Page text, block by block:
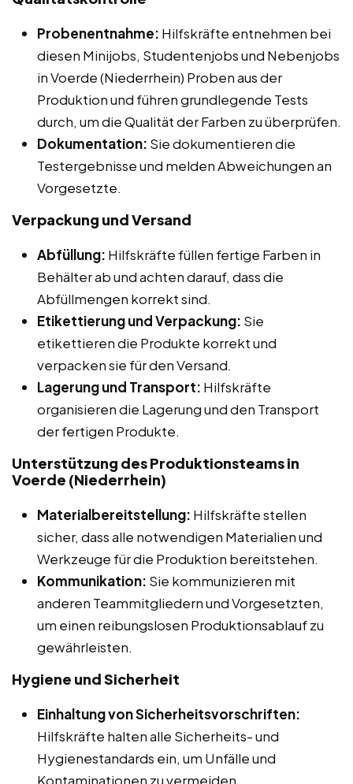
Probenentnahme: Hilfskräfte entnehmen bei
diesen Minijobs, Studentenjobs und Nebenjobs
in Voerde (Niederrhein) Proben aus der
Produktion und führen grundlegende Tests
durch, um die Qualität der Farben zu überprüfen.
Dokumentation: Sie dokumentieren die
Testergebnisse und melden Abweichungen an
Vorgesetzte.
Verpackung und Versand
Abfüllung: Hilfskräfte füllen fertige Farben in
Behälter ab und achten darauf, dass die
Abfüllmengen korrekt sind.
Etikettierung und Verpackung: Sie
etikettieren die Produkte korrekt und
verpacken sie für den Versand.
Lagerung und Transport: Hilfskräfte
organisieren die Lagerung und den Transport
der fertigen Produkte.
Unterstützung des Produktionsteams in
Voerde (Niederrhein)
Materialbereitstellung: Hilfskräfte stellen
sicher, dass alle notwendigen Materialien und
Werkzeuge für die Produktion bereitstehen.
Kommunikation: Sie kommunizieren mit
anderen Teammitgliedern und Vorgesetzten,
um einen reibungslosen Produktionsablauf zu
gewährleisten.
Hygiene und Sicherheit
Einhaltung von Sicherheitsvorschriften:
Hilfskräfte halten alle Sicherheits- und
Hygienestandards ein, um Unfälle und
Kontaminationen zu vermeiden.